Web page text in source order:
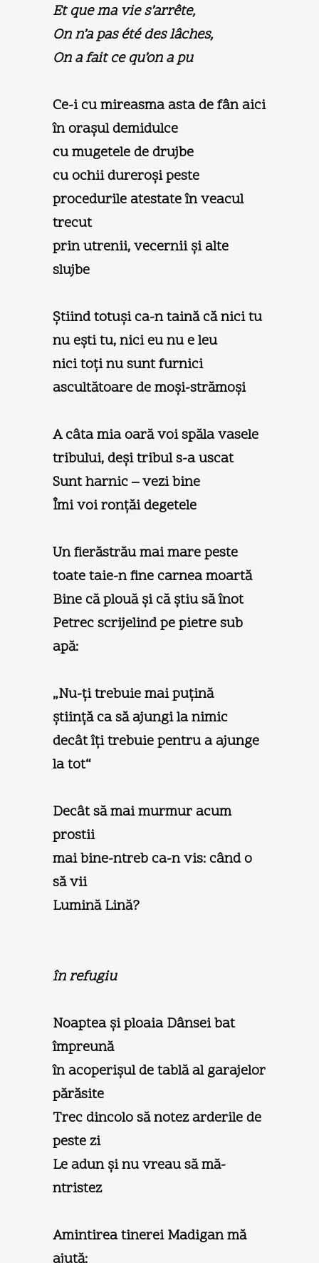
Et que ma vie s’arrête,
On n’a pas été des lâches,
On a fait ce qu’on a pu
Ce-i cu mireasma asta de fân aici
în oraşul demidulce
cu mugetele de drujbe
cu ochii dureroşi peste
procedurile atestate în veacul
trecut
prin utrenii, vecernii şi alte
slujbe
Ştiind totuşi ca-n taină că nici tu
nu eşti tu, nici eu nu e leu
nici toţi nu sunt furnici
ascultătoare de moşi-strămoşi
A câta mia oară voi spăla vasele
tribului, deşi tribul s-a uscat
Sunt harnic – vezi bine
Îmi voi ronţăi degetele
Un fierăstrău mai mare peste
toate taie-n fine carnea moartă
Bine că plouă şi că ştiu să înot
Petrec scrijelind pe pietre sub
apă:
„Nu-ţi trebuie mai puţină
ştiinţă ca să ajungi la nimic
decât îţi trebuie pentru a ajunge
la tot“
Decât să mai murmur acum
prostii
mai bine-ntreb ca-n vis: când o
să vii
Lumină Lină?
în refugiu
Noaptea şi ploaia Dânsei bat
împreună
în acoperişul de tablă al garajelor
părăsite
Trec dincolo să notez arderile de
peste zi
Le adun şi nu vreau să mă-
ntristez
Amintirea tinerei Madigan mă